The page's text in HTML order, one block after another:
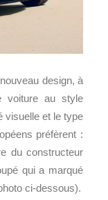
design, à
voiture au style
visuelle et le type
préfèrent :
du constructeur
qui a marqué
ci-dessous).